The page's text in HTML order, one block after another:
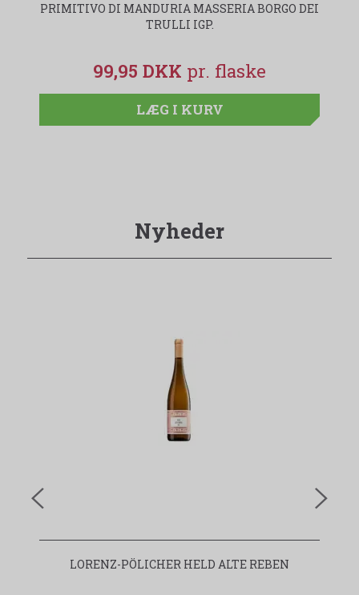
PRIMITIVO DI MANDURIA MASSERIA BORGO DEI
TRULLI IGP.
99,95 DKK
LÆG I KURV
Nyheder
LORENZ-PÖLICHER HELD ALTE REBEN